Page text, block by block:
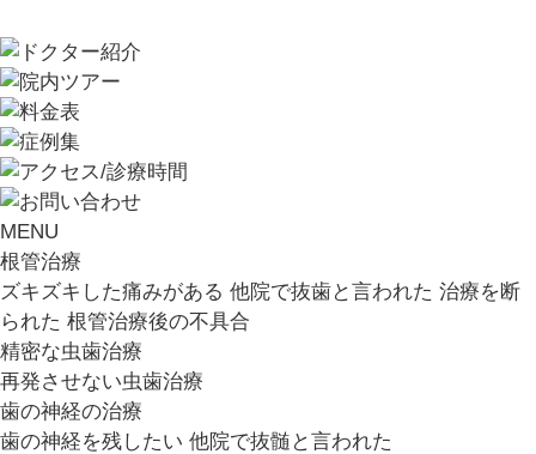
MENU
根管治療
ズキズキした痛みがある 他院で抜歯と言われた 治療を断
られた 根管治療後の不具合
精密な虫歯治療
再発させない虫歯治療
歯の神経の治療
歯の神経を残したい 他院で抜髄と言われた